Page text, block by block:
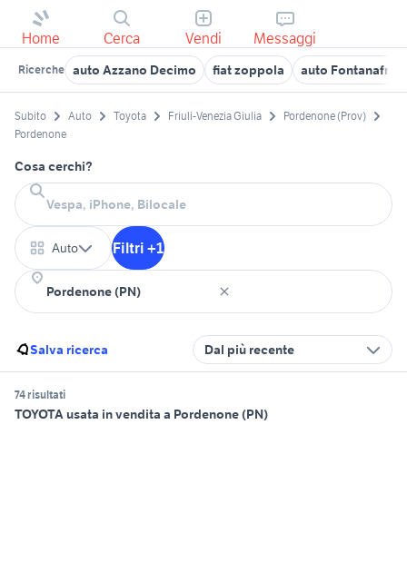
Home Cerca Vendi Messaggi
Ricerche auto Azzano Decimo fiat zoppola auto
Subito Auto Toyota Friuli-Venezia Giulia
Pordenone (Prov)
Pordenone
Cosa cerchi?
Auto Filtri +1
Salva ricerca Dal più recente
74 risultati
TOYOTA usata in vendita a Pordenone (PN)